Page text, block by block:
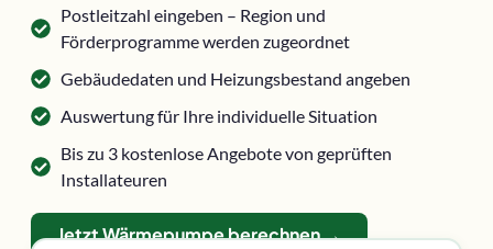
Postleitzahl eingeben – Region und
Förderprogramme werden zugeordnet
Gebäudedaten und Heizungsbestand angeben
Auswertung für Ihre individuelle Situation
Bis zu 3 kostenlose Angebote von geprüften
Installateuren
Jetzt Wärmepumpe berechnen →